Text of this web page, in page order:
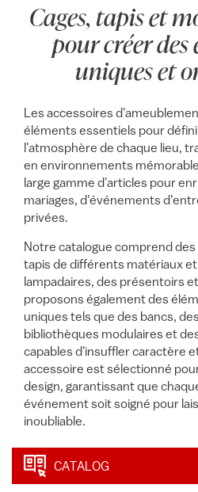
Cages, tapis et
pour créer
uniques et
Les accessoires
éléments essentiels pour
l'atmosphère de chaque lieu,
en environnements
large gamme d'articles pour
mariages, d'événements
privées.
Notre catalogue comprend
tapis de différents matériaux
lampadaires, des présentoirs
proposons également des
uniques tels que des bancs,
bibliothèques modulaires et
capables d'insuffler caractère
accessoire est sélectionné
design, garantissant que
événement soit soigné pour
inoubliable.
61 articles
CATALOG